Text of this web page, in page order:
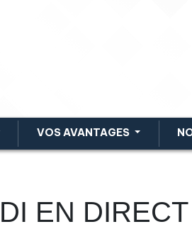
VOS AVANTAGES
EN DIRECT